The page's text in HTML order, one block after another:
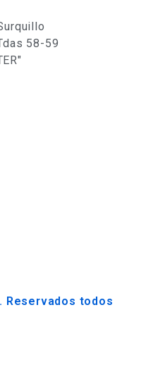
58-59
Reservados todos